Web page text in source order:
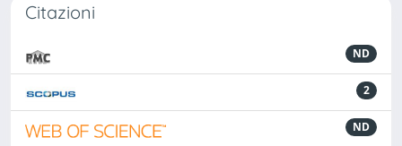
Citazioni
ND
2
ND